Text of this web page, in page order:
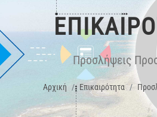
Προσλήψεις
Αρχική Επικαιρότητα